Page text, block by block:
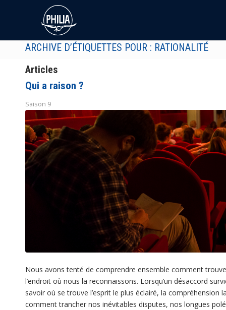
ARCHIVE D’ÉTIQUETTES POUR : RATIONALITÉ
Articles
Qui a raison ?
Saison 9
Nous avons tenté de comprendre ensemble comment
l’endroit où nous la reconnaissons. Lorsqu’un désaccord
savoir où se trouve l’esprit le plus éclairé, la compréhension
comment trancher nos inévitables disputes, nos longues